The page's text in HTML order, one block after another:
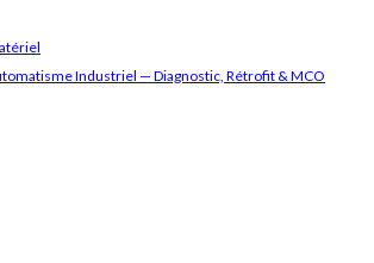
Industriel — Diagnostic, Rétrofit & MCO